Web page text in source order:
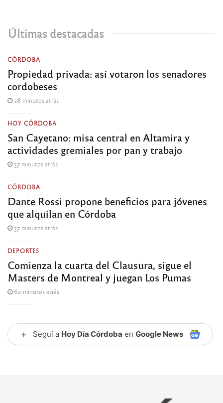
Últimas destacadas
CÓRDOBA
Propiedad privada: así votaron los senadores
cordobeses
28 minutos atrás
HOY CÓRDOBA
San Cayetano: misa central en Altamira y
actividades gremiales por pan y trabajo
37 minutos atrás
CÓRDOBA
Dante Rossi propone beneficios para jóvenes
que alquilan en Córdoba
37 minutos atrás
DEPORTES
Comienza la cuarta del Clausura, sigue el
Masters de Montreal y juegan Los Pumas
60 minutos atrás
+ Seguí a Hoy Día Córdoba en Google News